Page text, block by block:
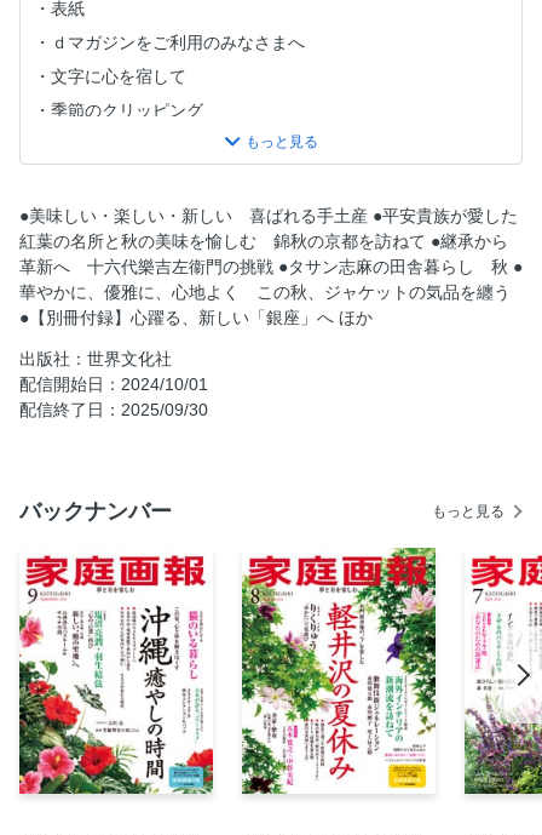
表紙
ｄマガジンをご利用のみなさまへ
文字に心を宿して
季節のクリッピング
目次
EDITOR'S REPORT エディターズレポート
美智子さま 輝ける祈りのお心
美味しい・楽しい・新しい 喜ばれる手土産
こころのレシピ 五木寛之
錦秋の京都を訪ねて
十六代樂吉左衞門の挑戦
11月のファッション見聞録
11月のジュエリー見聞録
この秋、ジャケットの気品を纏う
効果は温泉以上——「自宅入浴」を極める
エディターズ３つ星セレクション
竹内まりや 今の想い、大切なもの
世界で愛される、誇り高き手仕事の美
松本幸四郎の生きがい
家庭画報の旅 参加者募集のお知らせ
●美味しい・楽しい・新しい 喜ばれる手土産 ●平安貴族が愛した
紅葉の名所と秋の美味を愉しむ 錦秋の京都を訪ねて ●継承から
革新へ 十六代樂吉左衞門の挑戦 ●タサン志麻の田舎暮らし 秋 ●
華やかに、優雅に、心地よく この秋、ジャケットの気品を纏う
●【別冊付録】心躍る、新しい「銀座」へ ほか
出版社：世界文化社
配信開始日：2024/10/01
配信終了日：2025/09/30
バックナンバー もっと見る